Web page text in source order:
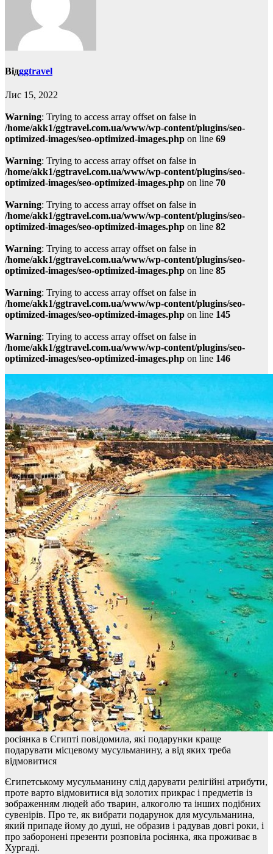
Відggtravel
Лис 15, 2022
Warning: Trying to access array offset on false in
/home/akk1/ggtravel.com.ua/www/wp-content/plugins/seo-
optimized-images/seo-optimized-images.php on line 69
Warning: Trying to access array offset on false in
/home/akk1/ggtravel.com.ua/www/wp-content/plugins/seo-
optimized-images/seo-optimized-images.php on line 70
Warning: Trying to access array offset on false in
/home/akk1/ggtravel.com.ua/www/wp-content/plugins/seo-
optimized-images/seo-optimized-images.php on line 82
Warning: Trying to access array offset on false in
/home/akk1/ggtravel.com.ua/www/wp-content/plugins/seo-
optimized-images/seo-optimized-images.php on line 85
Warning: Trying to access array offset on false in
/home/akk1/ggtravel.com.ua/www/wp-content/plugins/seo-
optimized-images/seo-optimized-images.php on line 145
Warning: Trying to access array offset on false in
/home/akk1/ggtravel.com.ua/www/wp-content/plugins/seo-
optimized-images/seo-optimized-images.php on line 146
росіянка в Єгипті повідомила, які подарунки краще
подарувати місцевому мусульманину, а від яких треба
відмовитися
Єгипетському мусульманину слід дарувати релігійні атрибути,
проте варто відмовитися від золотих прикрас і предметів із
зображенням людей або тварин, алкоголю та інших подібних
сувенірів. Про те, як вибрати подарунок для мусульманина,
який припаде йому до душі, не образив і радував довгі роки, і
про заборонені презенти розповіла росіянка, яка проживає в
Хургаді.